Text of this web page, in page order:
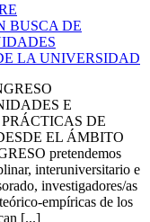
BUSCA DE
LA UNIVERSIDAD
E
DE
EL ÁMBITO
pretendemos
interuniversitario e
investigadores/as
empíricas de los
[...]